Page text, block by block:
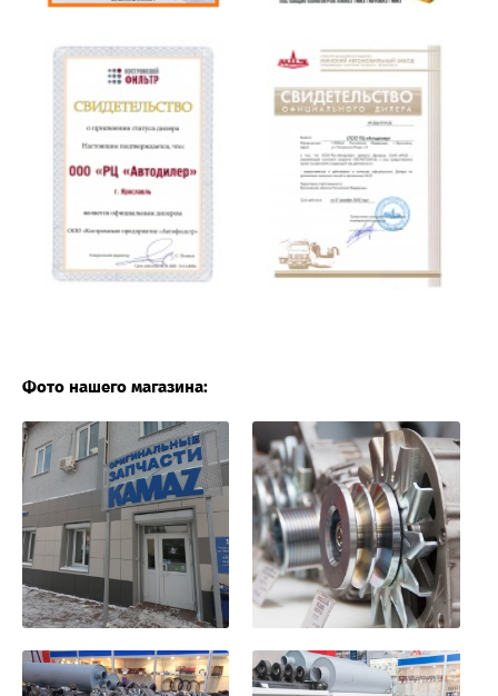
Фото нашего магазина: